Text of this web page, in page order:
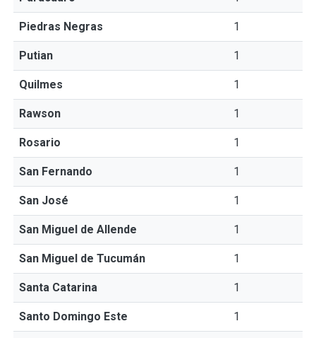
Piedras Negras 1
Putian 1
Quilmes 1
Rawson 1
Rosario 1
San Fernando 1
San José 1
San Miguel de Allende 1
San Miguel de Tucumán 1
Santa Catarina 1
Santo Domingo Este 1